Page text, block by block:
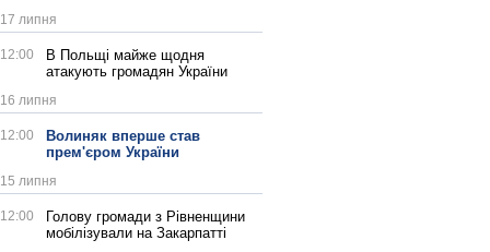
17 липня
12:00
В Польщі майже щодня
атакують громадян України
16 липня
12:00
Волиняк вперше став
прем'єром України
15 липня
12:00
Голову громади з Рівненщини
мобілізували на Закарпатті